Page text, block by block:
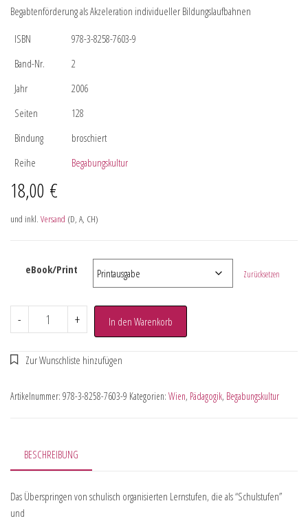
Begabtenförderung als Akzeleration individueller Bildungslaufbahnen
ISBN
978-3-8258-7603-9
Band-Nr.
2
Jahr
2006
Seiten
128
Bindung
broschiert
Reihe
Begabungskultur
18,00 €
und inkl. Versand (D, A, CH)
eBook/Print Zurücksetzen
- + In den Warenkorb
Artikelnummer: 978-3-8258-7603-9 Kategorien: Wien, Pädagogik, Begabungskultur
BESCHREIBUNG
Das Überspringen von schulisch organisierten Lernstufen, die als “Schulstufen”
und